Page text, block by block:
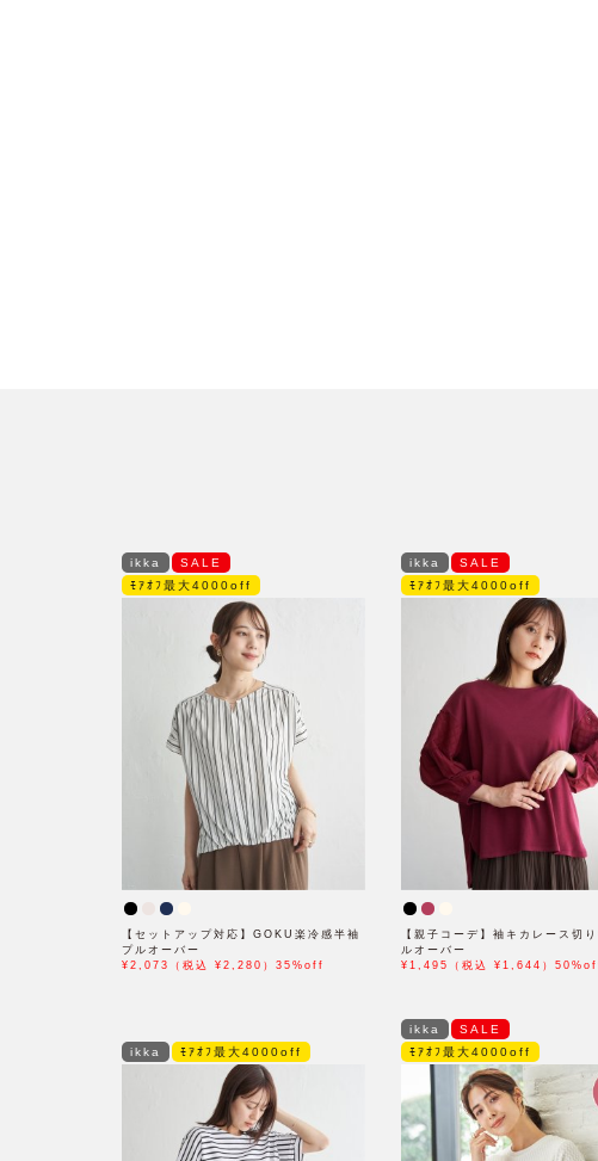
ikka
SALE
ﾓｱｵﾌ最大4000off
【セットアップ対応】GOKU楽冷感半袖
プルオーバー
¥2,073（税込 ¥2,280）35%off
ikka
SALE
ﾓｱｵﾌ最大4000off
【親子コーデ】袖キカレース切
ルオーバー
¥1,495（税込 ¥1,644）
ikka ﾓｱｵﾌ最大4000off
ikka
SALE
ﾓｱｵﾌ最大4000off